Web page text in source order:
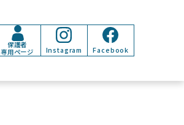
保護者
専用ページ
Instagram Facebook